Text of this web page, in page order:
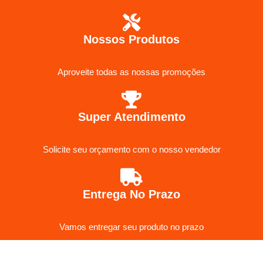
Nossos Produtos
Aproveite todas as nossas promoções
Super Atendimento
Solicite seu orçamento com o nosso vendedor
Entrega No Prazo
Vamos entregar seu produto no prazo